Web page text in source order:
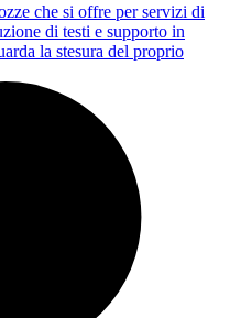
che si offre per servizi di
di testi e supporto in
la stesura del proprio